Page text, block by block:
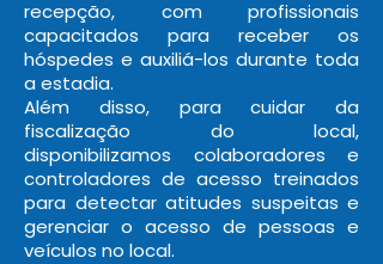
recepção, com profissionais
capacitados para receber os
hóspedes e auxiliá-los durante toda
a estadia.
Além disso, para cuidar da
fiscalização do local,
disponibilizamos colaboradores e
controladores de acesso treinados
para detectar atitudes suspeitas e
gerenciar o acesso de pessoas e
veículos no local.